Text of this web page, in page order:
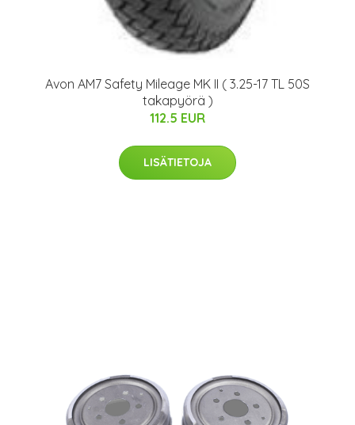
Avon AM7 Safety Mileage MK II ( 3.25-17 TL 50S
takapyörä )
112.5 EUR
LISÄTIETOJA